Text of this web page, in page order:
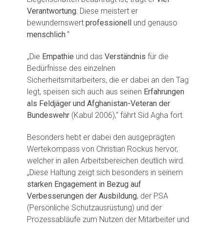
Verantwortung. Diese meistert er
bewundernswert professionell und genauso
menschlich.“
„Die Empathie und das Verständnis für die
Bedürfnisse des einzelnen
Sicherheitsmitarbeiters, die er dabei an den Tag
legt, speisen sich auch aus seinen Erfahrungen
als Feldjäger und Afghanistan-Veteran der
Bundeswehr (Kabul 2006),“ fährt Sid Agha fort.
Besonders hebt er dabei den ausgeprägten
Wertekompass von Christian Rockus hervor,
welcher in allen Arbeitsbereichen deutlich wird.
„Diese Haltung zeigt sich besonders in seinem
starken Engagement in Bezug auf
Verbesserungen der Ausbildung, der PSA
(Persönliche Schutzausrüstung) und der
Prozessabläufe zum Nutzen der Mitarbeiter und